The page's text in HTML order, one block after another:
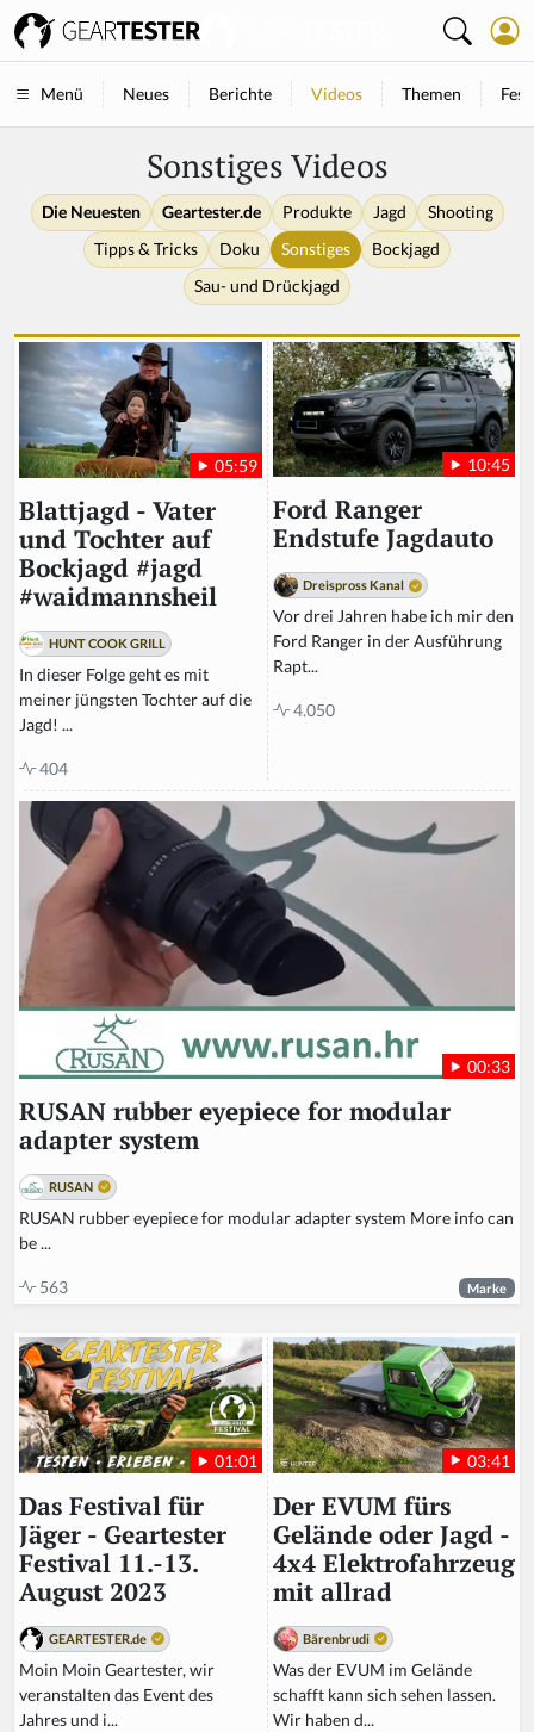
Menü Neues Berichte Videos Themen
Sonstiges Videos
Die Neuesten Geartester.de Produkte Jagd
Shooting
Tipps & Tricks
Doku Sonstiges
Bockjagd
Sau- und Drückjagd
05:59
Blattjagd - Vater
und Tochter auf
Bockjagd #jagd
#waidmannsheil
HUNT COOK GRILL
In dieser Folge geht es mit
meiner jüngsten Tochter auf die
Jagd! ...
404
10:45
Ford Ranger
Endstufe Jagdauto
Dreispross Kanal
Vor drei Jahren habe ich mir den
Ford Ranger in der Ausführung
Rapt...
4.050
00:33
RUSAN rubber eyepiece for modular
adapter system
RUSAN
RUSAN rubber eyepiece for modular adapter system More info can
be ...
563 Marke
01:01
Das Festival für
Jäger - Geartester
Festival 11.-13.
August 2023
GEARTESTER.de
Moin Moin Geartester, wir
veranstalten das Event des
Jahres und i...
03:41
Der EVUM fürs
Gelände oder Jagd -
4x4 Elektrofahrzeug
mit allrad
Bärenbrudi
Was der EVUM im Gelände
schafft kann sich sehen lassen.
Wir haben d...